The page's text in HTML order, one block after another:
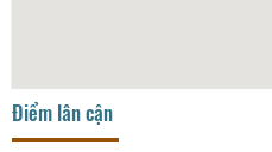
Điểm lân cận